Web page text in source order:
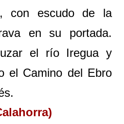
con escudo de la
en su portada.
el río Iregua y
el Camino del Ebro